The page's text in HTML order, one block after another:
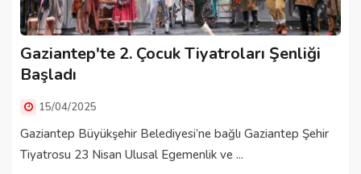
Gaziantep'te 2. Çocuk Tiyatroları Şenliği
Başladı
15/04/2025
Gaziantep Büyükşehir Belediyesi’ne bağlı Gaziantep Şehir
Tiyatrosu 23 Nisan Ulusal Egemenlik ve ...